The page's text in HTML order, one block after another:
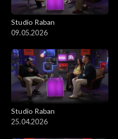
Studio Raban
09.05.2026
Studio Raban
25.04.2026